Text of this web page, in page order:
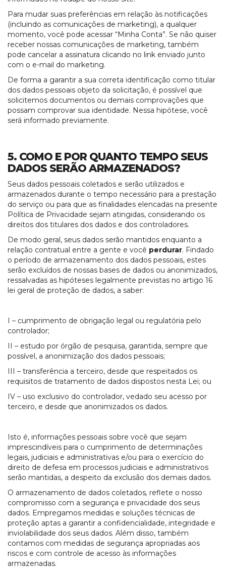
Para mudar suas preferências em relação às notificações
(incluindo as comunicações de marketing), a qualquer
momento, você pode acessar “Minha Conta”. Se não quiser
receber nossas comunicações de marketing, também
pode cancelar a assinatura clicando no link enviado junto
com o e-mail do marketing.
De forma a garantir a sua correta identificação como titular
dos dados pessoais objeto da solicitação, é possível que
solicitemos documentos ou demais comprovações que
possam comprovar sua identidade. Nessa hipótese, você
será informado previamente.
5. COMO E POR QUANTO TEMPO SEUS
DADOS SERÃO ARMAZENADOS?
Seus dados pessoais coletados e serão utilizados e
armazenados durante o tempo necessário para a prestação
do serviço ou para que as finalidades elencadas na presente
Política de Privacidade sejam atingidas, considerando os
direitos dos titulares dos dados e dos controladores.
De modo geral, seus dados serão mantidos enquanto a
relação contratual entre a gente e você perdurar. Findado
o período de armazenamento dos dados pessoais, estes
serão excluídos de nossas bases de dados ou anonimizados,
ressalvadas as hipóteses legalmente previstas no artigo 16
lei geral de proteção de dados, a saber:
I – cumprimento de obrigação legal ou regulatória pelo
controlador;
II – estudo por órgão de pesquisa, garantida, sempre que
possível, a anonimização dos dados pessoais;
III – transferência a terceiro, desde que respeitados os
requisitos de tratamento de dados dispostos nesta Lei; ou
IV – uso exclusivo do controlador, vedado seu acesso por
terceiro, e desde que anonimizados os dados.
Isto é, informações pessoais sobre você que sejam
imprescindíveis para o cumprimento de determinações
legais, judiciais e administrativas e/ou para o exercício do
direito de defesa em processos judiciais e administrativos
serão mantidas, a despeito da exclusão dos demais dados.
O armazenamento de dados coletados, reflete o nosso
compromisso com a segurança e privacidade dos seus
dados. Empregamos medidas e soluções técnicas de
proteção aptas a garantir a confidencialidade, integridade e
inviolabilidade dos seus dados. Além disso, também
contamos com medidas de segurança apropriadas aos
riscos e com controle de acesso às informações
armazenadas.